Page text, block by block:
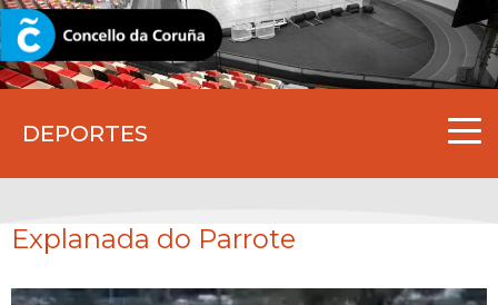
DEPORTES
CORUNA.GAL
Explanada do Parrote